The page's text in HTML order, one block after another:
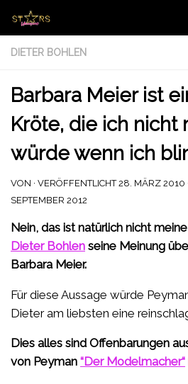
Zum Inhalt springen
DIETER BOHLEN
Barbara Meier ist
Kröte, die ich nicht
würde wenn ich
VON · VERÖFFENTLICHT28. MÄRZ 2010
SEPTEMBER 2012
Nein, das ist natürlich nicht
Dieter Bohlen seine Meinung
Barbara Meier.
Für diese Aussage würde
Dieter am liebsten eine
Dies alles sind Offenbarungen
von Peyman “Der Modelmacher“